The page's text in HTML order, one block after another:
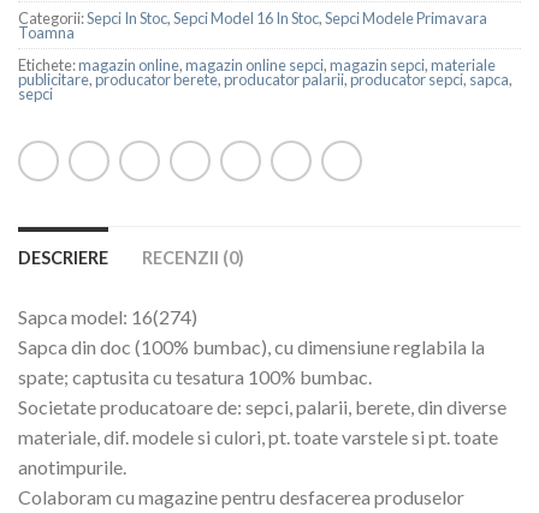
Categorii:Sepci In Stoc,Sepci Model 16 In Stoc,Sepci Modele Primavara
Toamna
Etichete:magazin online,magazin online sepci,magazin sepci,materiale
publicitare,producator berete,producator palarii,producator sepci, sapca,
sepci
DESCRIERE RECENZII (0)
Sapca model: 16(274)
Sapca din doc (100% bumbac), cu dimensiune reglabila la
spate; captusita cu tesatura 100% bumbac.
Societate producatoare de: sepci, palarii, berete, din diverse
materiale, dif. modele si culori, pt. toate varstele si pt. toate
anotimpurile.
Colaboram cu magazine pentru desfacerea produselor